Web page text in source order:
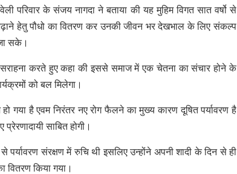
परिवार के संजय नागदा ने बताया की यह मुहिम विगत सात वर्षो से
हेतु पौधो का वितरण कर उनकी जीवन भर देखभाल के लिए संकल्प
सके।
सराहना करते हुए कहा की इससे समाज में एक चेतना का संचार होने के
को बल मिलेगा।
गया है एवम निरंतर नए रोग फैलने का मुख्य कारण दूषित पर्यावरण है
साबित होगी।
संरक्षण में रुचि थी इसलिए उन्होंने अपनी शादी के दिन से ही
वितरण किया गया।